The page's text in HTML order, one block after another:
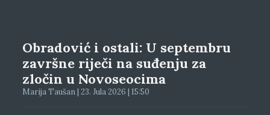
Obradović i ostali: U septembru
završne riječi na suđenju za
zločin u Novoseocima
Marija Taušan | 23. Jula 2026 | 15:50